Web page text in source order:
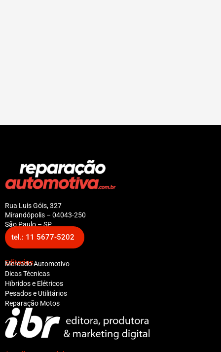
Rua Luis Góis, 327
Mirandópolis – 04043-250
São Paulo – SP
tel.: 11 5677-5202
Editorias
Mercado Automotivo
Dicas Técnicas
Híbridos e Elétricos
Pesados e Utilitários
Reparação Motos